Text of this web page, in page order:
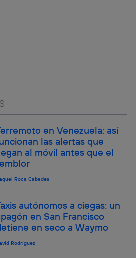
en Venezuela: así
las alertas que
al móvil antes que el
Roca Cabades
autónomos a ciegas: un
en San Francisco
en seco a Waymo
Rodríguez